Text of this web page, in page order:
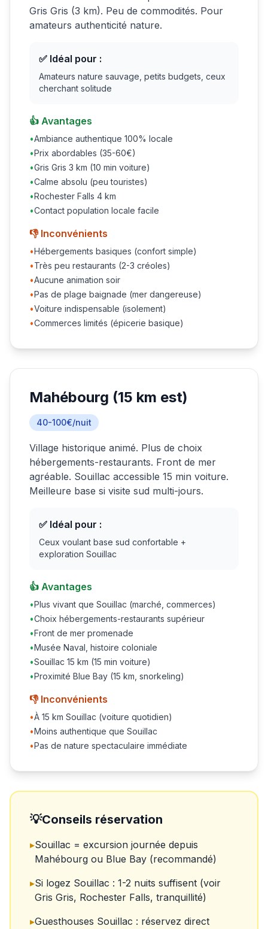
Gris Gris (3 km). Peu de commodités. Pour
amateurs authenticité nature.
✅ Idéal pour :
Amateurs nature sauvage, petits budgets, ceux
cherchant solitude
👍 Avantages
•Ambiance authentique 100% locale
•Prix abordables (35-60€)
•Gris Gris 3 km (10 min voiture)
•Calme absolu (peu touristes)
•Rochester Falls 4 km
•Contact population locale facile
👎 Inconvénients
•Hébergements basiques (confort simple)
•Très peu restaurants (2-3 créoles)
•Aucune animation soir
•Pas de plage baignade (mer dangereuse)
•Voiture indispensable (isolement)
•Commerces limités (épicerie basique)
Mahébourg (15 km est)
40-100€/nuit
Village historique animé. Plus de choix
hébergements-restaurants. Front de mer
agréable. Souillac accessible 15 min voiture.
Meilleure base si visite sud multi-jours.
✅ Idéal pour :
Ceux voulant base sud confortable +
exploration Souillac
👍 Avantages
•Plus vivant que Souillac (marché, commerces)
•Choix hébergements-restaurants supérieur
•Front de mer promenade
•Musée Naval, histoire coloniale
•Souillac 15 km (15 min voiture)
•Proximité Blue Bay (15 km, snorkeling)
👎 Inconvénients
•À 15 km Souillac (voiture quotidien)
•Moins authentique que Souillac
•Pas de nature spectaculaire immédiate
💡Conseils réservation
▸Souillac = excursion journée depuis
Mahébourg ou Blue Bay (recommandé)
▸Si logez Souillac : 1-2 nuits suffisent (voir
Gris Gris, Rochester Falls, tranquillité)
▸Guesthouses Souillac : réservez direct